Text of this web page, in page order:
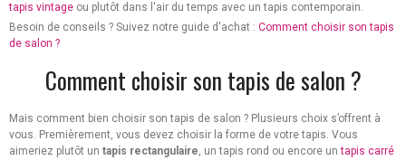
tapis vintage ou plutôt dans l'air du temps avec un tapis contemporain.
Besoin de conseils ? Suivez notre guide d'achat : Comment choisir son tapis
de salon ?
Comment choisir son tapis de salon ?
Mais comment bien choisir son tapis de salon ? Plusieurs choix s’offrent à
vous. Premièrement, vous devez choisir la forme de votre tapis. Vous
aimeriez plutôt un tapis rectangulaire, un tapis rond ou encore untapis carré